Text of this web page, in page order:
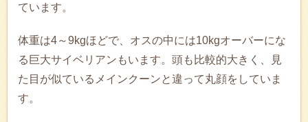
ています。
体重は4～9kgほどで、オスの中には10kgオーバーにな
る巨大サイベリアンもいます。頭も比較的大きく、見
た目が似ているメインクーンと違って丸顔をしていま
す。